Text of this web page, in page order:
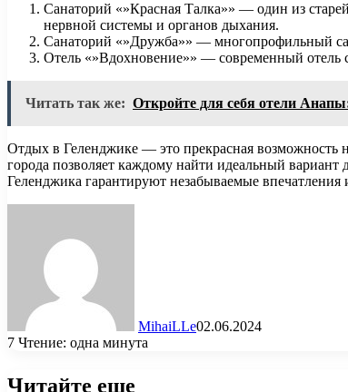
Санаторий «»Красная Талка»» — один из
нервной системы и органов дыхания.
Санаторий «»Дружба»» — многопрофильный
Отель «»Вдохновение»» — современный отель
Читать так же: Откройте для себя отели
Отдых в Геленджике — это прекрасная возможность
города позволяет каждому найти идеальный
Геленджика гарантируют незабываемые
MihaiLLe02.06.2024
7 Чтение: одна минута
Читайте еще